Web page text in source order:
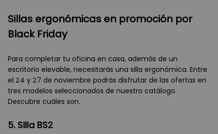
Sillas ergonómicas en promoción por
Black Friday
Para completar tu oficina en casa, además de un
escritorio elevable, necesitarás una silla ergonómica. Entre
el 24 y 27 de noviembre podrás disfrutar de las ofertas en
tres modelos seleccionados de nuestro catálogo.
Descubre cuáles son.
5. Silla BS2